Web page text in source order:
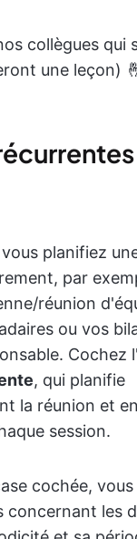
collègues qui
une leçon)
planifiez
par
réunion
ou vos
Cochez
, qui planifie
la réunion et
session.
cochée, vous
concernant les